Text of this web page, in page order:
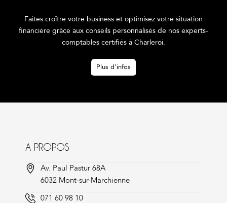
Faites croître votre business et optimisez votre situation
financière grâce aux conseils personnalisés de nos experts-
comptables certifiés à Charleroi.
Plus d'infos
A PROPOS
Av. Paul Pastur 68A
6032 Mont-sur-Marchienne
071 60 98 10